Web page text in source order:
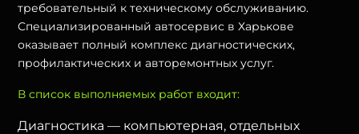
требовательный к техническому обслуживанию.
Специализированный автосервис в Харькове
оказывает полный комплекс диагностических,
профилактических и авторемонтных услуг.
В список выполняемых работ входит:
Диагностика — компьютерная, отдельных